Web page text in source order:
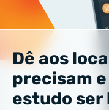
Dê aos
precisam
estudo ser